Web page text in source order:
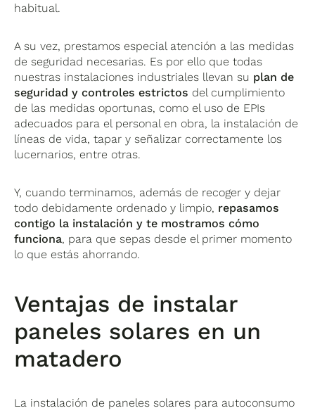
habitual.
A su vez, prestamos especial atención a las medidas
de seguridad necesarias. Es por ello que todas
nuestras instalaciones industriales llevan su plan de
seguridad y controles estrictos del cumplimiento
de las medidas oportunas, como el uso de EPIs
adecuados para el personal en obra, la instalación de
líneas de vida, tapar y señalizar correctamente los
lucernarios, entre otras.
Y, cuando terminamos, además de recoger y dejar
todo debidamente ordenado y limpio, repasamos
contigo la instalación y te mostramos cómo
funciona, para que sepas desde el primer momento
lo que estás ahorrando.
Ventajas de instalar
paneles solares en un
matadero
La instalación de paneles solares para autoconsumo